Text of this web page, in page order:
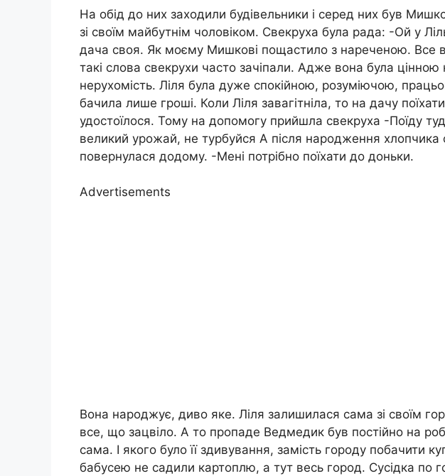
На обід до них заходили будівельники і серед них був
зі своїм майбутнім чоловіком. Свекруха була рада: -Ой у
дача своя. Як моєму Мишкові пощастило з нареченою. Все
такі слова свекрухи часто зачіпали. Адже вона була цінною
нерухомість. Ліля була дуже спокійною, розуміючою,
бачила лише гроші. Коли Ліля завагітніла, то на дачу
удостоїлося. Тому на допомогу прийшла свекруха -Поїду
великий урожай, не турбуйся А після народження хлопчика
повернулася додому. -Мені потрібно поїхати до доньки.
Advertisements
Вона народжує, диво яке. Ліля залишилася сама зі своїм
все, що зацвіло. А то пропаде Ведмедик був постійно на
сама. І якого було її здивування, замість городу побачити
бабусею не садили картоплю, а тут весь город. Сусідка по